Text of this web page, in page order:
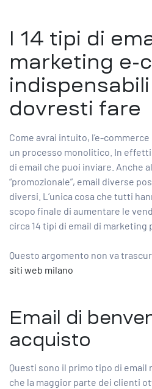
I 14 tipi di
marketing e-
dovresti fare
Come avrai intuito, l’e-
un processo monolitico. In
di email che puoi inviare. Anche
“promozionale”, email diverse
diversi. L’unica cosa che tutti
scopo finale di aumentare le
circa 14 tipi di email di marketing
Questo argomento non va
siti web milano
Email di
acquisto
Questi sono il primo tipo di
che la maggior parte dei clienti